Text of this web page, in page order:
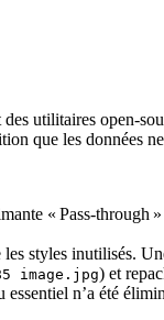
utilitaires
que les données
« Pass‑through
styles inutilisés.
image.jpg) et
n’a été